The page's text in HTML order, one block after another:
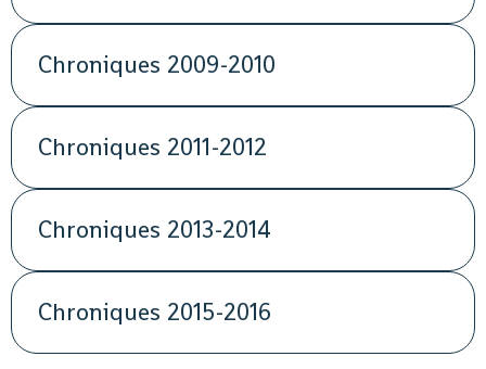
Chroniques 2009-2010
Chroniques 2011-2012
Chroniques 2013-2014
Chroniques 2015-2016